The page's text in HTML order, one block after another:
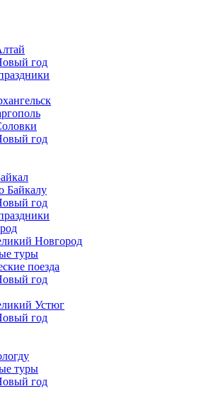
год
год
Байкалу
год
Новгород
туры
поезда
год
Устюг
год
туры
год